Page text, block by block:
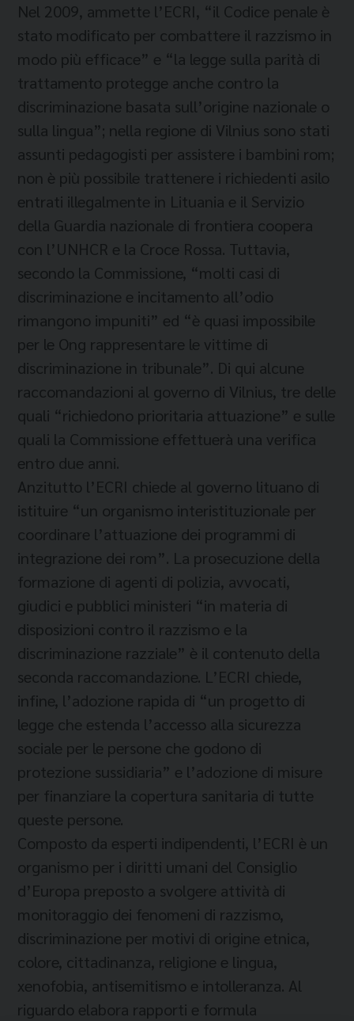
Nel 2009, ammette l’ECRI, “il Codice penale è
stato modificato per combattere il razzismo in
modo più efficace” e “la legge sulla parità di
trattamento protegge anche contro la
discriminazione basata sull’origine nazionale o
sulla lingua”; nella regione di Vilnius sono stati
assunti pedagogisti per assistere i bambini rom;
non è più possibile trattenere i richiedenti asilo
entrati illegalmente in Lituania e il Servizio
della Guardia nazionale di frontiera coopera
con l’UNHCR e la Croce Rossa. Tuttavia,
secondo la Commissione, “molti casi di
discriminazione e incitamento all’odio
rimangono impuniti” ed “è quasi impossibile
per le Ong rappresentare le vittime di
discriminazione in tribunale”. Di qui alcune
raccomandazioni al governo di Vilnius, tre delle
quali “richiedono prioritaria attuazione” e sulle
quali la Commissione effettuerà una verifica
entro due anni.
Anzitutto l’ECRI chiede al governo lituano di
istituire “un organismo interistituzionale per
coordinare l’attuazione dei programmi di
integrazione dei rom”. La prosecuzione della
formazione di agenti di polizia, avvocati,
giudici e pubblici ministeri “in materia di
disposizioni contro il razzismo e la
discriminazione razziale” è il contenuto della
seconda raccomandazione. L’ECRI chiede,
infine, l’adozione rapida di “un progetto di
legge che estenda l’accesso alla sicurezza
sociale per le persone che godono di
protezione sussidiaria” e l’adozione di misure
per finanziare la copertura sanitaria di tutte
queste persone.
Composto da esperti indipendenti, l’ECRI è un
organismo per i diritti umani del Consiglio
d’Europa preposto a svolgere attività di
monitoraggio dei fenomeni di razzismo,
discriminazione per motivi di origine etnica,
colore, cittadinanza, religione e lingua,
xenofobia, antisemitismo e intolleranza. Al
riguardo elabora rapporti e formula